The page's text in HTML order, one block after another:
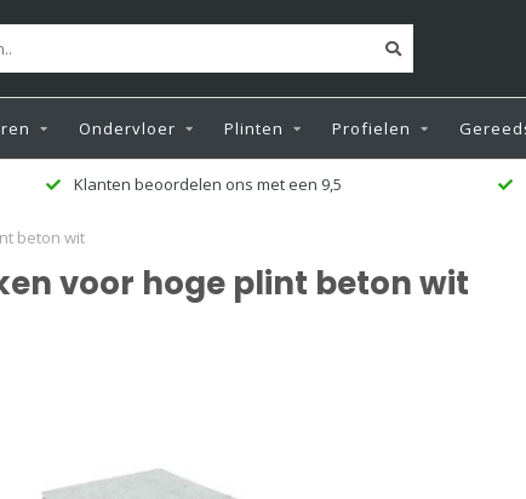
Ondervloer Plinten Profielen
Klanten beoordelen ons met een 9,5
beton wit
voor hoge plint beton wit